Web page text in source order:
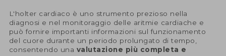
L'holter cardiaco è uno strumento prezioso nella
diagnosi e nel monitoraggio delle aritmie cardiache e
può fornire importanti informazioni sul funzionamento
del cuore durante un periodo prolungato di tempo,
consentendo una valutazione più completa e